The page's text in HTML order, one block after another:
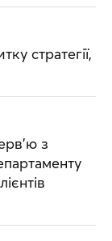
стратегії,
з